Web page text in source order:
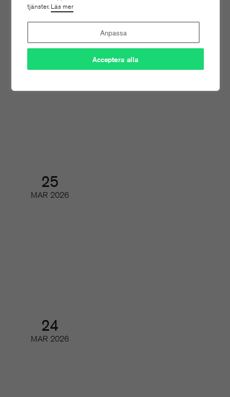
tjänster. Läs mer
Anpassa
Acceptera alla
27
MAR 2026
25
MAR 2026
24
MAR 2026